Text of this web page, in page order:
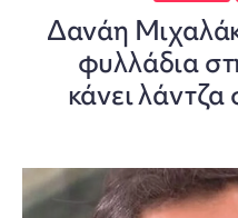
Δανάη
φυλλάδια
κάνει